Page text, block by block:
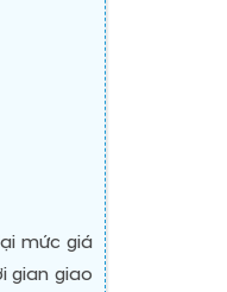
mức giá
gian giao